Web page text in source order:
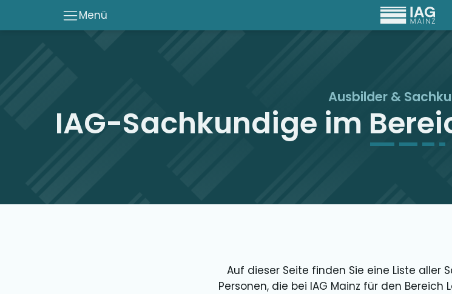
Menü
Ausbilder &
IAG-Sachkundige im
Auf dieser Seite finden Sie eine Liste aller
Personen, die bei IAG Mainz für den